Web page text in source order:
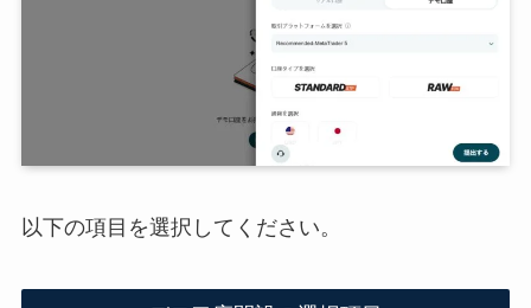
以下の項目を選択してください。